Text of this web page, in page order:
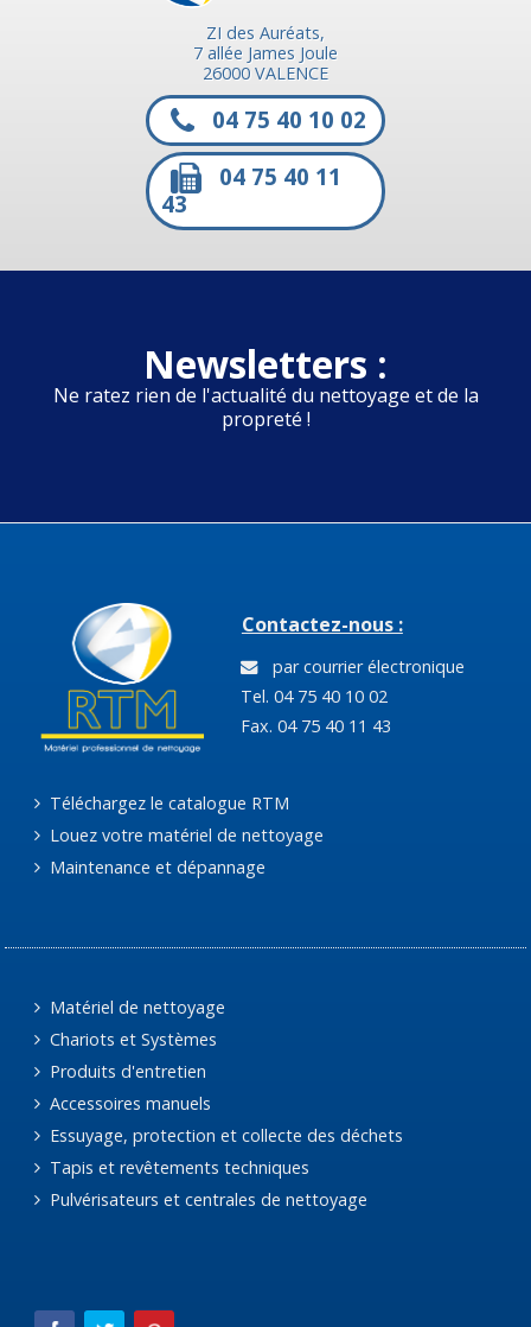
ZI des Auréats,
7 allée James Joule
26000 VALENCE
04 75 40 10 02
04 75 40 11
43
Newsletters :
Ne ratez rien de l'actualité du nettoyage et de la
propreté !
Contactez-nous :
par courrier électronique
Tel. 04 75 40 10 02
Fax. 04 75 40 11 43
Téléchargez le catalogue RTM
Louez votre matériel de nettoyage
Maintenance et dépannage
Matériel de nettoyage
Chariots et Systèmes
Produits d'entretien
Accessoires manuels
Essuyage, protection et collecte des déchets
Tapis et revêtements techniques
Pulvérisateurs et centrales de nettoyage